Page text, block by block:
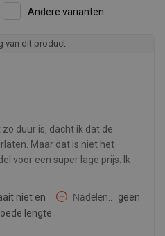
Andere varianten
van dit product
duur is, dacht ik dat de
Maar dat is niet het
voor een super lage prijs. Ik
niet en
lengte
Nadelen: geen